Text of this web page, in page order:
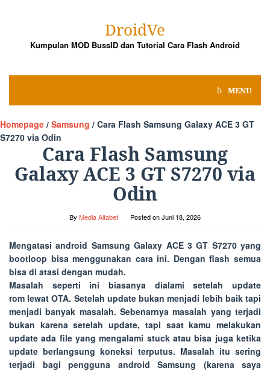
DroidVe
Kumpulan MOD BussID dan Tutorial Cara Flash Android
MENU
Homepage / Samsung / Cara Flash Samsung Galaxy ACE 3 GT
S7270 via Odin
Cara Flash Samsung
Galaxy ACE 3 GT S7270 via
Odin
By Media Alfabet Posted onJuni 18, 2026
Mengatasi android Samsung Galaxy ACE 3 GT S7270 yang
bootloop bisa menggunakan cara ini. Dengan flash semua
bisa di atasi dengan mudah.
Masalah seperti ini biasanya dialami setelah update
rom lewat OTA. Setelah update bukan menjadi lebih baik tapi
menjadi banyak masalah. Sebenarnya masalah yang terjadi
bukan karena setelah update, tapi saat kamu melakukan
update ada file yang mengalami stuck atau bisa juga ketika
update berlangsung koneksi terputus. Masalah itu sering
terjadi bagi pengguna android Samsung (karena saya